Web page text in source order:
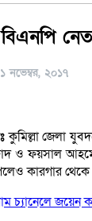
১ নভেম্বর, ২০১৭
কুমিল্লা জেলা
ও ফয়সাল
কারগার
চ্যানেলে জয়েন